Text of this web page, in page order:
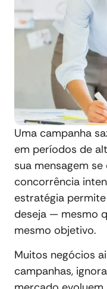
Uma campanha
em períodos de
sua mensagem
concorrência
estratégia
deseja — mesmo
mesmo objetivo.
Muitos negócios
campanhas,